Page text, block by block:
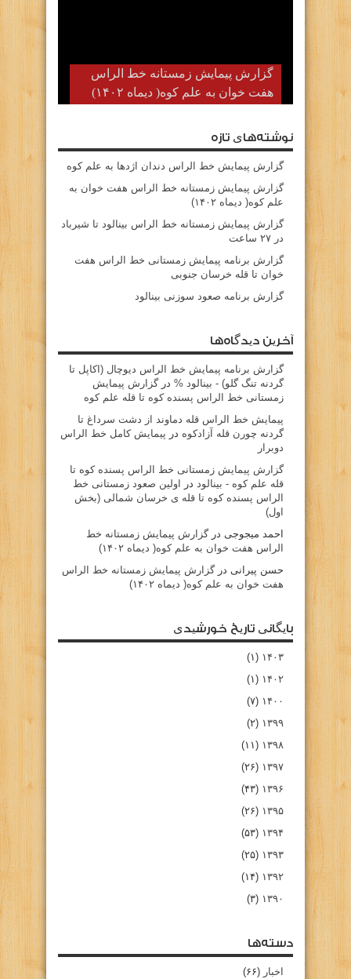
گزارش پیمایش زمستانه خط الراس
هفت خوان به علم کوه( دیماه ۱۴۰۲)
نوشته‌های تازه
گزارش پیمایش خط الراس دندان اژدها به علم کوه
گزارش پیمایش زمستانه خط الراس هفت خوان به
علم کوه( دیماه ۱۴۰۲)
گزارش پیمایش زمستانه خط الراس بینالود تا شیرباد
در ۲۷ ساعت
گزارش برنامه پیمایش زمستانی خط الراس هفت
خوان تا قله خرسان جنوبی
گزارش برنامه صعود سوزنی بینالود
آخرین دیدگاه‌ها
گزارش برنامه پيمايش خط الراس ديوچال (اكاپل تا
گردنه تنگ گلو) - بينالود % درگزارش پیمایش
زمستانی خط الراس پسنده کوه تا قله علم کوه
پيمايش خط الراس قله دماوند از دشت سرداغ تا
گردنه چورن قله آزادكوه در پیمایش کامل خط الراس
دوبرار
گزارش پیمایش زمستانی خط الراس پسنده کوه تا
قله علم کوه - بينالود در
اولین صعود زمستانی خط
الراس پسنده کوه تا قله ی خرسان شمالی (بخش
اول)
احمد میجوجی درگزارش پیمایش زمستانه خط
الراس هفت خوان به علم کوه( دیماه ۱۴۰۲)
حسن پیرانی درگزارش پیمایش زمستانه خط الراس
هفت خوان به علم کوه( دیماه ۱۴۰۲)
بایگانی تاریخ خورشیدی
۱۴۰۳ (۱)
۱۴۰۲ (۱)
۱۴۰۰ (۷)
۱۳۹۹ (۲)
۱۳۹۸ (۱۱)
۱۳۹۷ (۲۶)
۱۳۹۶ (۴۳)
۱۳۹۵ (۲۶)
۱۳۹۴ (۵۳)
۱۳۹۳ (۲۵)
۱۳۹۲ (۱۴)
۱۳۹۰ (۳)
دسته‌ها
اخبار (۶۶)